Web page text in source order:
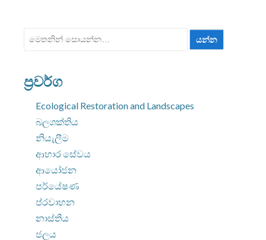
ප්‍රවර්ග
Ecological Restoration and Landscapes
බලශක්තිය
නියැලීම
ආහාර සේවය
ආයෝජන
පර්යේෂණ
ප්රවාහන
නාස්තිය
ජලය